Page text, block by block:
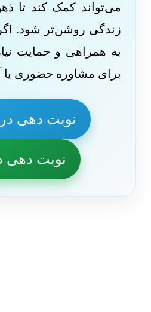
می‌تواند کمک کند تا
زندگی روشن‌تر شود.
به همراهی و حمایت
برای مشاوره حضوری یا
نوبت دهی در
نوبت دهی